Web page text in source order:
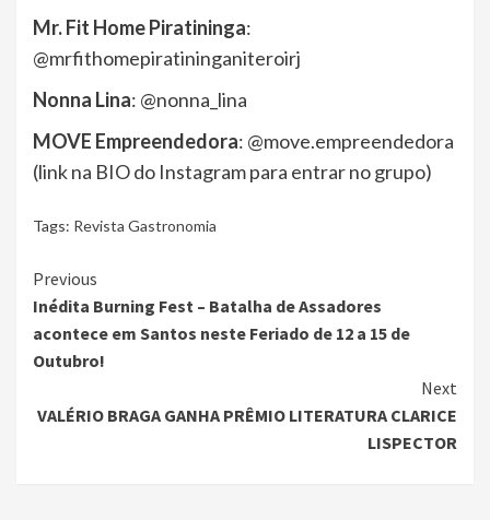
Mr. Fit Home Piratininga:
@mrfithomepiratininganiteroirj
Nonna Lina: @nonna_lina
MOVE Empreendedora: @move.empreendedora
(link na BIO do Instagram para entrar no grupo)
Tags: Revista Gastronomia
Continue
Reading
Previous
Inédita Burning Fest – Batalha de Assadores
acontece em Santos neste Feriado de 12 a 15 de
Outubro!
Next
VALÉRIO BRAGA GANHA PRÊMIO LITERATURA CLARICE
LISPECTOR